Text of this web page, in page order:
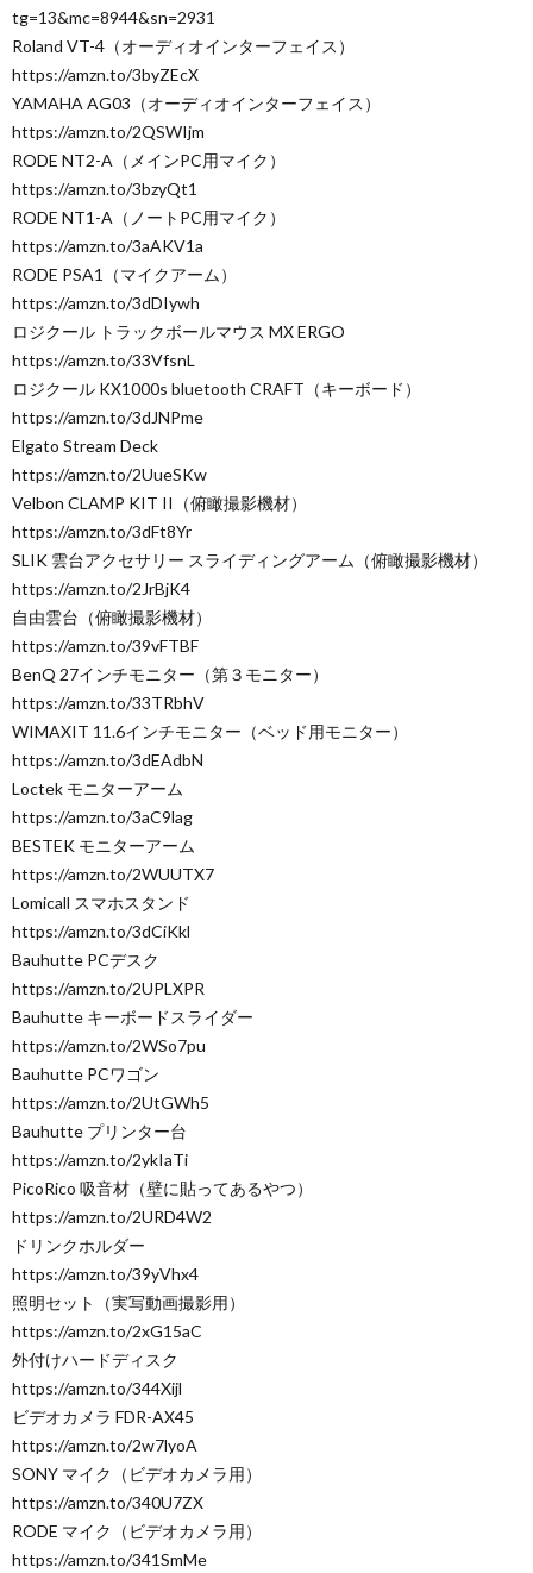
tg=13&mc=8944&sn=2931
Roland VT-4（オーディオインターフェイス）
https://amzn.to/3byZEcX
YAMAHA AG03（オーディオインターフェイス）
https://amzn.to/2QSWIjm
RODE NT2-A（メインPC用マイク）
https://amzn.to/3bzyQt1
RODE NT1-A（ノートPC用マイク）
https://amzn.to/3aAKV1a
RODE PSA1（マイクアーム）
https://amzn.to/3dDIywh
ロジクール トラックボールマウス MX ERGO
https://amzn.to/33VfsnL
ロジクール KX1000s bluetooth CRAFT（キーボード）
https://amzn.to/3dJNPme
Elgato Stream Deck
https://amzn.to/2UueSKw
Velbon CLAMP KIT II（俯瞰撮影機材）
https://amzn.to/3dFt8Yr
SLIK 雲台アクセサリー スライディングアーム（俯瞰撮影機材）
https://amzn.to/2JrBjK4
自由雲台（俯瞰撮影機材）
https://amzn.to/39vFTBF
BenQ 27インチモニター（第３モニター）
https://amzn.to/33TRbhV
WIMAXIT 11.6インチモニター（ベッド用モニター）
https://amzn.to/3dEAdbN
Loctek モニターアーム
https://amzn.to/3aC9lag
BESTEK モニターアーム
https://amzn.to/2WUUTX7
Lomicall スマホスタンド
https://amzn.to/3dCiKkl
Bauhutte PCデスク
https://amzn.to/2UPLXPR
Bauhutte キーボードスライダー
https://amzn.to/2WSo7pu
Bauhutte PCワゴン
https://amzn.to/2UtGWh5
Bauhutte プリンター台
https://amzn.to/2ykIaTi
PicoRico 吸音材（壁に貼ってあるやつ）
https://amzn.to/2URD4W2
ドリンクホルダー
https://amzn.to/39yVhx4
照明セット（実写動画撮影用）
https://amzn.to/2xG15aC
外付けハードディスク
https://amzn.to/344Xijl
ビデオカメラ FDR-AX45
https://amzn.to/2w7lyoA
SONY マイク（ビデオカメラ用）
https://amzn.to/340U7ZX
RODE マイク（ビデオカメラ用）
https://amzn.to/341SmMe